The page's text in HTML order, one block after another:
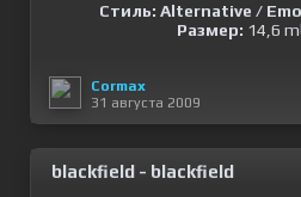
Стиль: Alternative /
Размер: 14,6
Cormax
31 августа 2009
blackfield - blackfield